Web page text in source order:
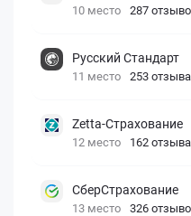
10 место 287
Русский Стандарт
11 место 253 отзыва
Zetta-Страхование
12 место 162 отзыва
СберСтрахование
13 место 326